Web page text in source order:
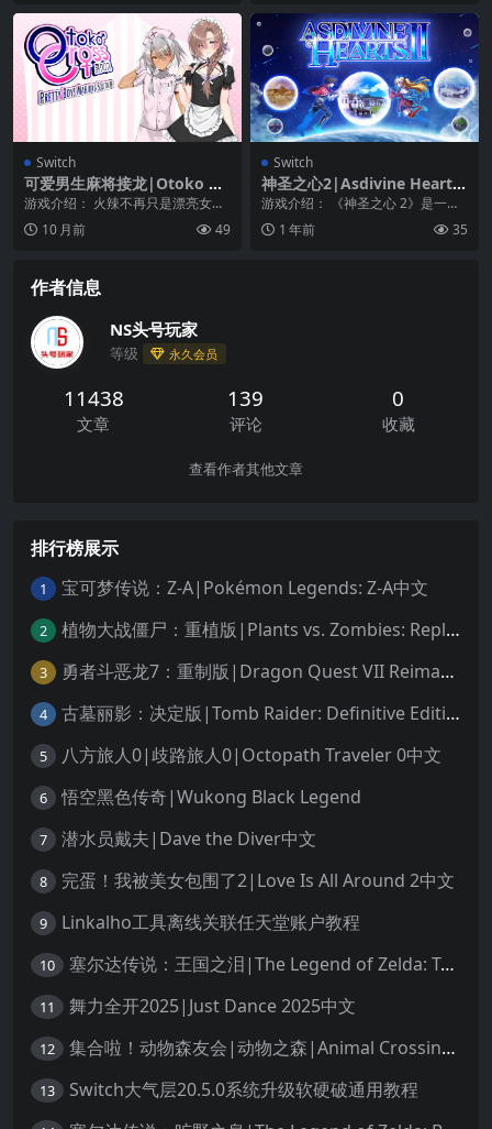
Switch
可爱男生麻将接龙|Otoko Cr
oss: Pretty Boys Mahjong S
游戏介绍： 火辣不再只是漂亮女孩
的专属。随着《可爱男生麻将接
龙》的面世，如今男孩...
10 月前 49
Switch
神圣之心2|Asdivine Hearts
II中文
游戏介绍： 《神圣之心 2》是一款
趣味性十足的角色扮演类游戏，是
《神圣之心》的续...
1 年前 35
作者信息
NS头号玩家
等级 永久会员
11438
文章
139
评论
0
收藏
查看作者其他文章
排行榜展示
1 宝可梦传说：Z-A|Pokémon Legends: Z-A中文
2 植物大战僵尸：重植版|Plants vs. Zombies: Replanted中文
3 勇者斗恶龙7：重制版|Dragon Quest VII Reimagined中文
4 古墓丽影：决定版|Tomb Raider: Definitive Edition中文
5 八方旅人0|歧路旅人0|Octopath Traveler 0中文
6 悟空黑色传奇|Wukong Black Legend
7 潜水员戴夫|Dave the Diver中文
8 完蛋！我被美女包围了2|Love Is All Around 2中文
9 Linkalho工具离线关联任天堂账户教程
10 塞尔达传说：王国之泪|The Legend of Zelda: Tears of the Kingdom中文
11 舞力全开2025|Just Dance 2025中文
12 集合啦！动物森友会|动物之森|Animal Crossing: New Horizons中文
13 Switch大气层20.5.0系统升级软硬破通用教程